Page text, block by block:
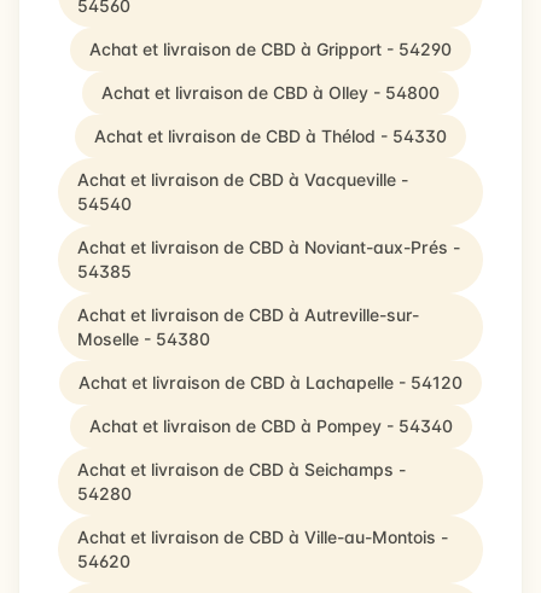
54560
Achat et livraison de CBD à Gripport - 54290
Achat et livraison de CBD à Olley - 54800
Achat et livraison de CBD à Thélod - 54330
Achat et livraison de CBD à Vacqueville -
54540
Achat et livraison de CBD à Noviant-aux-Prés -
54385
Achat et livraison de CBD à Autreville-sur-
Moselle - 54380
Achat et livraison de CBD à Lachapelle - 54120
Achat et livraison de CBD à Pompey - 54340
Achat et livraison de CBD à Seichamps -
54280
Achat et livraison de CBD à Ville-au-Montois -
54620